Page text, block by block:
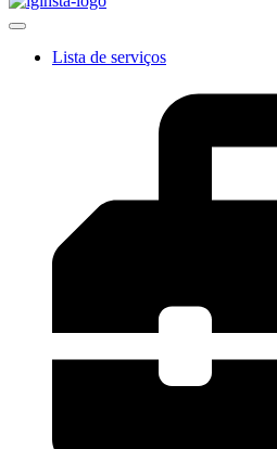
Lista de serviços